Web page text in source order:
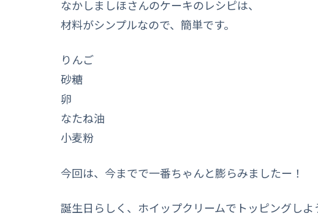
なかしましほさんのケーキのレシピは、
材料がシンプルなので、簡単です。
りんご
砂糖
卵
なたね油
小麦粉
今回は、今までで一番ちゃんと膨らみましたー！
誕生日らしく、ホイップクリームでトッピングし